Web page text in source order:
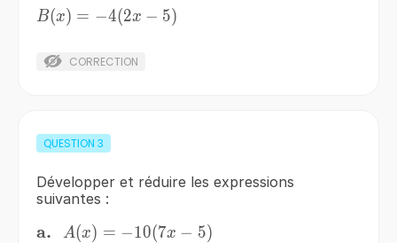
B(x)=-4(2x-
B(x) = −4(2x − 5)
CORRECTION
QUESTION 3
Développer et réduire les expressions
suivantes :
\bf{a.}
a. \,
A(x)=-10(7x-
A(x) = −10(7x − 5)